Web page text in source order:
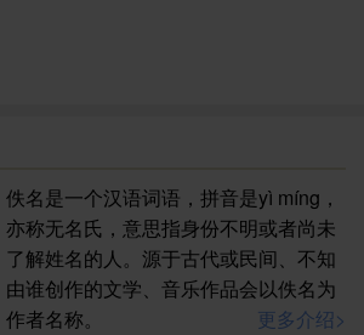
佚名是一个汉语词语，拼音是yì míng，
亦称无名氏，意思指身份不明或者尚未
了解姓名的人。源于古代或民间、不知
由谁创作的文学、音乐作品会以佚名为
作者名称。
更多介绍>